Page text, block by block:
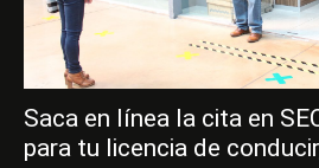
Saca en línea la cita en
para tu licencia de